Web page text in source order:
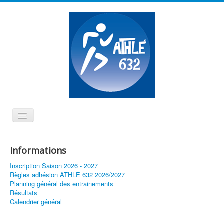
Basculer
la
Vous êtes ici :
Informations
Inscription Saison 2026 - 2027
Règles adhésion ATHLE 632 2026/2027
Planning général des entrainements
Résultats
Calendrier général